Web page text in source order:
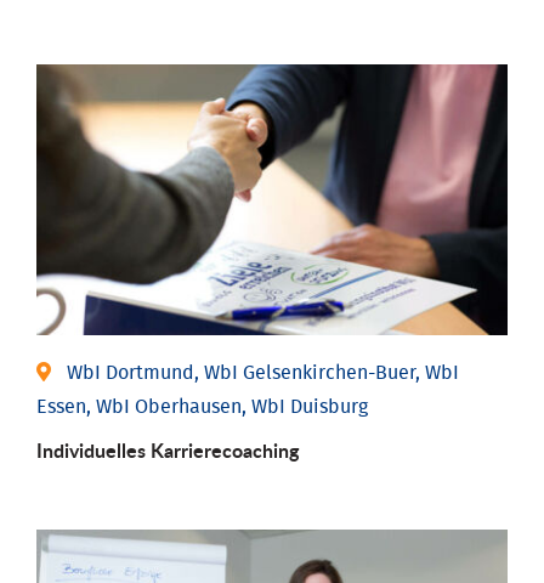
WbI Dortmund, WbI Gelsenkirchen-Buer, WbI
Essen, WbI Oberhausen, WbI Duisburg
Individu­elles Karrierecoaching